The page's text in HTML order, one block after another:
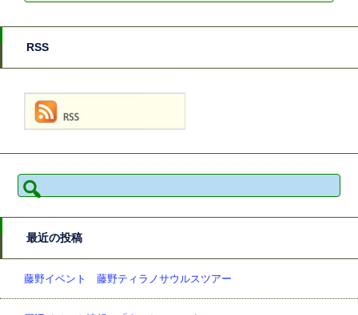
RSS
検
索:
最近の投稿
藤野イベント 藤野ティラノサウルスツアー